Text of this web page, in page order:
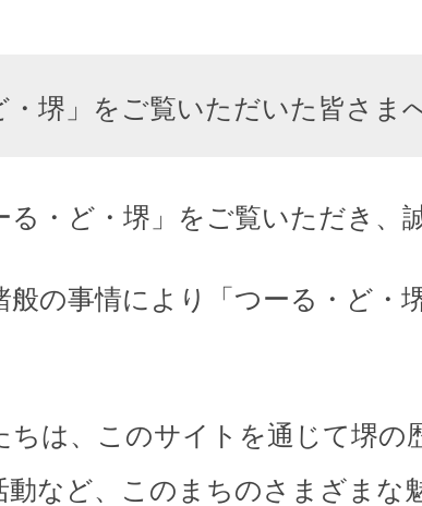
・堺」をご覧いただいた皆さま
る・ど・堺」をご覧いただき、
般の事情により「つーる・ど・
ちは、このサイトを通じて堺の
動など、このまちのさまざまな